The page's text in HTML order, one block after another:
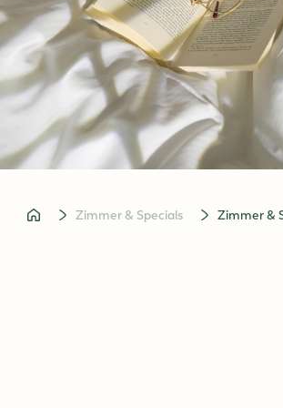
zur Startseite
Zimmer & Specials Zimmer &